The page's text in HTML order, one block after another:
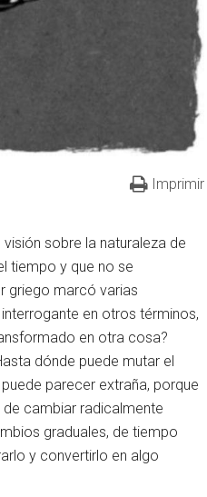
Imprimir
sobre la naturaleza de
tiempo y que no se
griego marcó varias
en otros términos,
en otra cosa?
dónde puede mutar el
parecer extraña, porque
cambiar radicalmente
graduales, de tiempo
y convertirlo en algo